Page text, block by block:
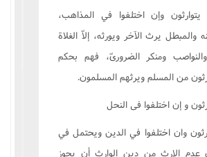
وإن اختلفوا في المذاهب،
والمبطل يرث الآخر ويورثه، إلاّ الغلاة
والنواصب ومنکر الضرورىّ، فهم بحکم
من المسلم ويرثهم المسلمون.
و إن اختلفوا فى النحل
وان اختلفوا في الدين ويحتمل في
عدم الإرث من دين الوارث أن يجوز